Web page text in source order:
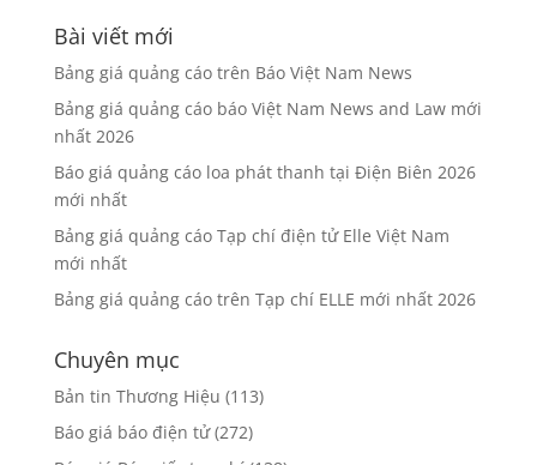
Bài viết mới
Bảng giá quảng cáo trên Báo Việt Nam News
Bảng giá quảng cáo báo Việt Nam News and Law mới
nhất 2026
Báo giá quảng cáo loa phát thanh tại Điện Biên 2026
mới nhất
Bảng giá quảng cáo Tạp chí điện tử Elle Việt Nam
mới nhất
Bảng giá quảng cáo trên Tạp chí ELLE mới nhất 2026
Chuyên mục
Bản tin Thương Hiệu (113)
Báo giá báo điện tử(272)